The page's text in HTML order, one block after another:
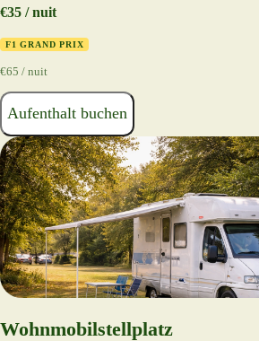
€35 / nuit
F1 GRAND PRIX
€65 / nuit
Aufenthalt buchen
Wohnmobilstellplatz